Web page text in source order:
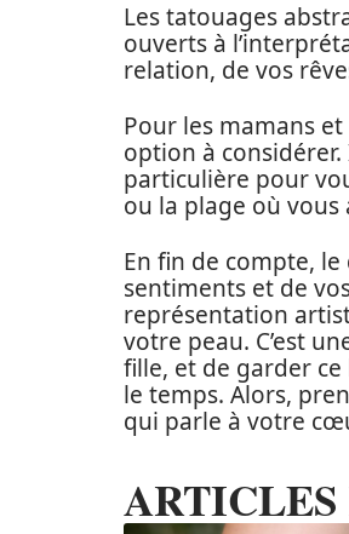
Les tatouages
ouverts à
relation, de vos
Pour les mamans
option à
particulière pour
ou la plage où vous
En fin de compte,
sentiments et de
représentation
votre peau. C’est
fille, et de garder
le temps. Alors,
qui parle à votre